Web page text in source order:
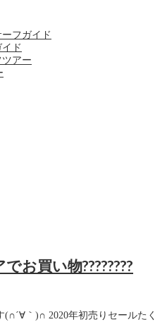
フガイド
ド
アー
お買い物????????